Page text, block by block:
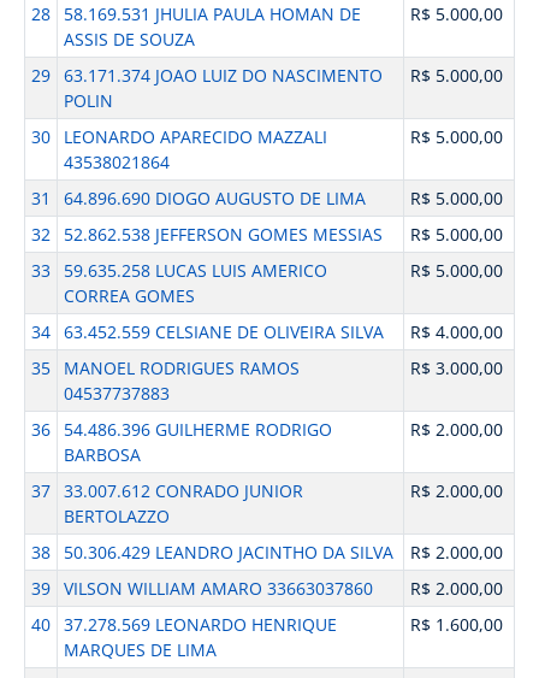
28
58.169.531 JHULIA PAULA HOMAN DE
ASSIS DE SOUZA
R$ 5.000,00
29 63.171.374 JOAO LUIZ DO NASCIMENTO
POLIN
R$ 5.000,00
30
LEONARDO APARECIDO MAZZALI
43538021864
R$ 5.000,00
31 64.896.690 DIOGO AUGUSTO DE LIMA
R$ 5.000,00
32
52.862.538 JEFFERSON GOMES MESSIAS
R$ 5.000,00
33
59.635.258 LUCAS LUIS AMERICO
CORREA GOMES
R$ 5.000,00
34 63.452.559 CELSIANE DE OLIVEIRA SILVA
R$ 4.000,00
35
MANOEL RODRIGUES RAMOS
04537737883
R$ 3.000,00
36
54.486.396 GUILHERME RODRIGO
BARBOSA
R$ 2.000,00
37 33.007.612 CONRADO JUNIOR
BERTOLAZZO
R$ 2.000,00
38 50.306.429 LEANDRO JACINTHO DA SILVA
R$ 2.000,00
39 VILSON WILLIAM AMARO 33663037860
R$ 2.000,00
40 37.278.569 LEONARDO HENRIQUE
MARQUES DE LIMA
R$ 1.600,00